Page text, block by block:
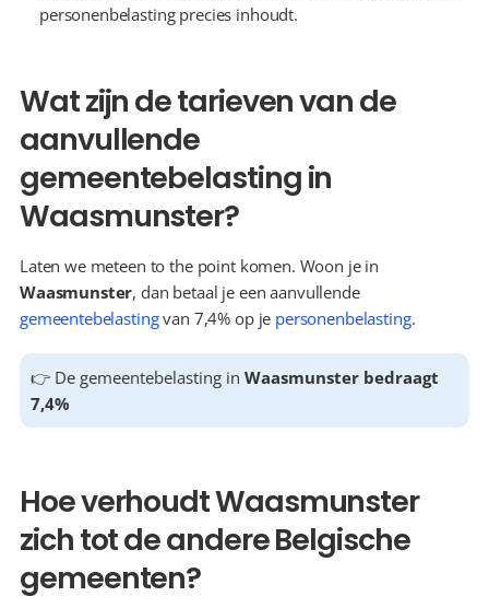
personenbelasting precies inhoudt.
Wat zijn de tarieven van de
aanvullende
gemeentebelasting in
Waasmunster?
Waasmunster
, dan betaal je een aanvullende
gemeentebelasting van 7,4% op je personenbelasting.
👉 De gemeentebelasting in Waasmunster bedraagt
7,4%
Hoe verhoudt Waasmunster
zich tot de andere Belgische
gemeenten?